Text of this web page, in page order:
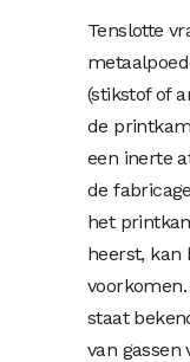
Tenslotte
(stikstof of
de
een inerte
de
het
heerst, kan
staat
van gassen